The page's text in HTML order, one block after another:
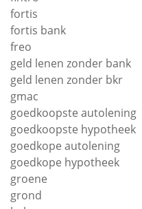
fortis
fortis bank
freo
geld lenen zonder bank
geld lenen zonder bkr
gmac
goedkoopste autolening
goedkoopste hypotheek
goedkope autolening
goedkope hypotheek
groene
grond